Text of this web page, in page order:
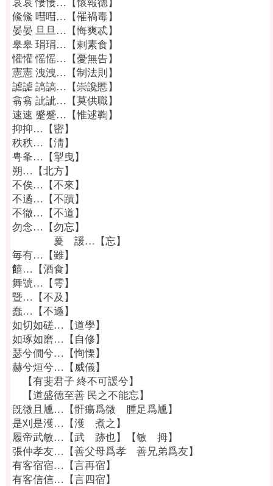
哀哀 悽悽…【懷報德】
鯈鯈 嘒嘒…【罹禍毒】
晏晏 旦旦…【悔爽忒】
皋皋 琄琄…【剌素食】
懽懽 愮愮…【憂無告】
憲憲 洩洩…【制法則】
謔謔 謞謞…【崇讒慝】
翕翕 訿訿…【莫供職】
速速 蹙蹙…【惟逑鞫】
抑抑…【密】
秩秩…【淸】
甹夆…【掣曳】
朔…【北方】
不俟…【不來】
不遹…【不蹟】
不徹…【不道】
勿念…【勿忘】
萲 諼…【忘】
毎有…【雖】
饎…【酒食】
舞號…【雩】
暨…【不及】
蠢…【不遜】
如切如磋…【道學】
如琢如磨…【自修】
瑟兮僩兮…【恂慄】
赫兮烜兮…【威儀】
【有斐君子 終不可諼兮】
【道盛德至善 民之不能忘】
旣微且尰…【骭瘍爲微 腫足爲尰】
是刈是濩…【濩 煮之】
履帝武敏…【武 跡也】【敏 拇】
張仲孝友…【善父母爲孝 善兄弟爲友】
有客宿宿…【言再宿】
有客信信…【言四宿】